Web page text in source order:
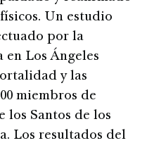
Un estudio
por la
Los Ángeles
y las
miembros de
los Santos de los
Los resultados del